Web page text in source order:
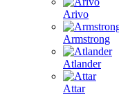
Arivo
Armstrong
Atlander
Attar